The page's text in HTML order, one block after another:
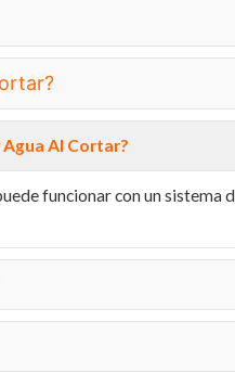
Al Cortar?
funcionar con un sistema